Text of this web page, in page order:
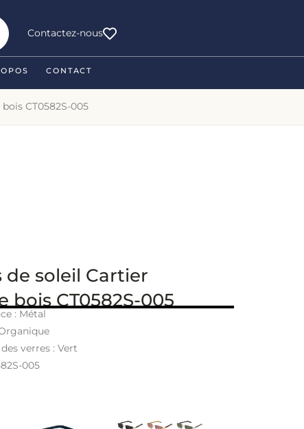
Contactez-nous
CONTACT
CT0582S-005
de soleil Cartier
bois CT0582S-005
: Métal
verres : Vert
-005